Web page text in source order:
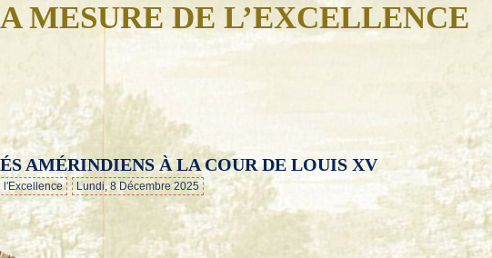
MESURE DE L’EXCELLENCE
…
AMÉRINDIENS À LA COUR DE LOUIS XV
l'Excellence Lundi, 8 Décembre 2025